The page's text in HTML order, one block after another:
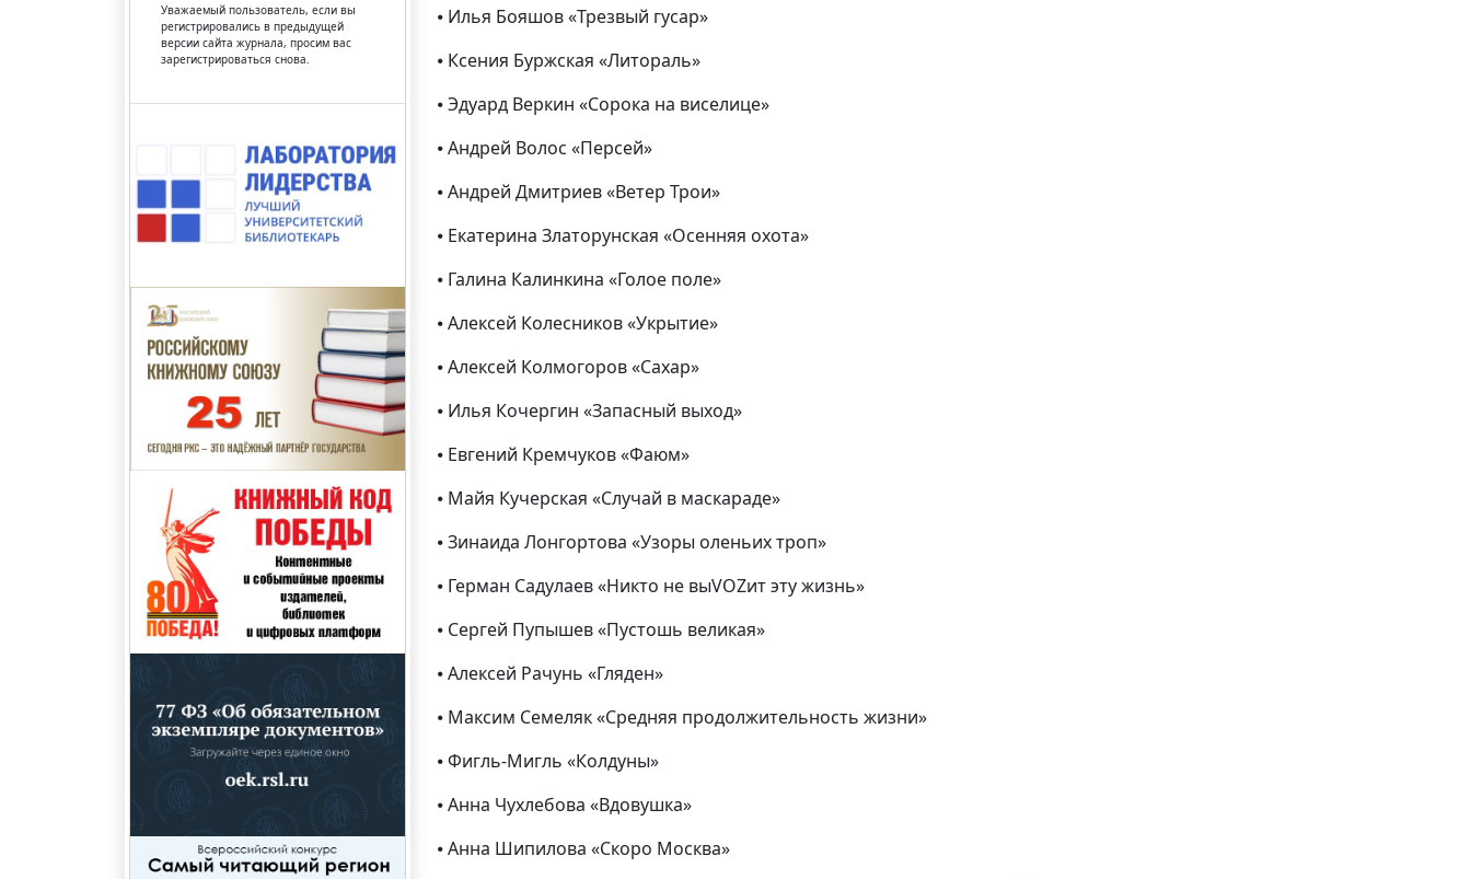
Уважаемый пользователь, если вы
регистрировались в предыдущей
версии сайта журнала, просим вас
зарегистрироваться снова.
⦁ Илья Бояшов «Трезвый гусар»
⦁ Ксения Буржская «Литораль»
⦁ Эдуард Веркин «Сорока на виселице»
⦁ Андрей Волос «Персей»
⦁ Андрей Дмитриев «Ветер Трои»
⦁ Екатерина Златорунская «Осенняя охота»
⦁ Галина Калинкина «Голое поле»
⦁ Алексей Колесников «Укрытие»
⦁ Алексей Колмогоров «Сахар»
⦁ Илья Кочергин «Запасный выход»
⦁ Евгений Кремчуков «Фаюм»
⦁ Майя Кучерская «Случай в маскараде»
⦁ Зинаида Лонгортова «Узоры оленьих троп»
⦁ Герман Садулаев «Никто не выVOZит эту жизнь»
⦁ Сергей Пупышев «Пустошь великая»
⦁ Алексей Рачунь «Гляден»
⦁ Максим Семеляк «Средняя продолжительность жизни»
⦁ Фигль-Мигль «Колдуны»
⦁ Анна Чухлебова «Вдовушка»
⦁ Анна Шипилова «Скоро Москва»